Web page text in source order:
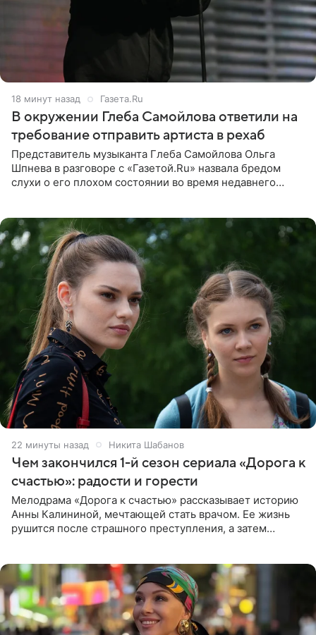
18 минут назад Газета.Ru
В окружении Глеба Самойлова ответили на
требование отправить артиста в рехаб
Представитель музыканта Глеба Самойлова Ольга
Шпнева в разговоре с «Газетой.Ru» назвала бредом
слухи о его плохом состоянии во время недавнего
22 минуты назад Никита Шабанов
Чем закончился 1-й сезон сериала «Дорога к
счастью»: радости и горести
Мелодрама «Дорога к счастью» рассказывает историю
Анны Калининой, мечтающей стать врачом. Ее жизнь
рушится после страшного преступления, а затем